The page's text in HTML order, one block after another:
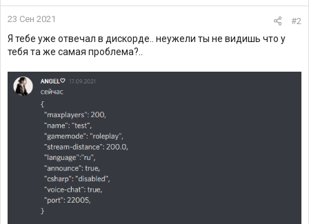
23 Сен 2021 #2
Я тебе уже отвечал в дискорде.. неужели ты не видишь что у
тебя та же самая проблема?..